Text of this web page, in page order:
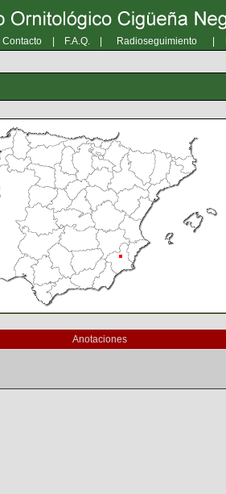
Contacto F.A.Q. Radioseguimiento
Anotaciones